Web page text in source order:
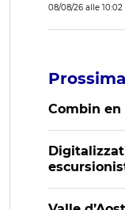
08/08/26 alle 10:02
Combin en